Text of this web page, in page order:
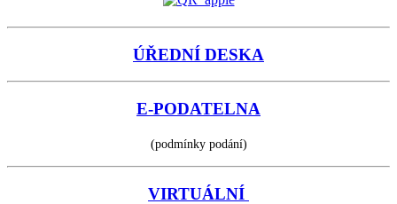
ÚŘEDNÍ DESKA
E-PODATELNA
(podmínky podání)
VIRTUÁLNÍ